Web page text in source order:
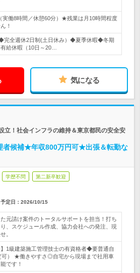
実働8時間／休憩60分）★残業は月10時間程度
！
完全週休2日制(土日休み）◆夏季休暇◆冬期
給休暇（10日～20…
気になる
立！社会インフラの維持＆東京都民の安全安
者候補★年収800万円可★出張＆転勤な
学歴不問 第二新卒歓迎
定日： 2026/10/15
元請け案件のトータルサポートを担当！打ち
、スケジュール作成、協力会社への発注、現
。
1級建築施工管理技士の有資格者◆要普通自
可） ★働きやすさ◎自宅から現場まで社用車
です！